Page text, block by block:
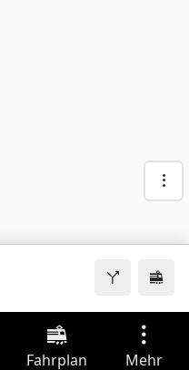
Fahrplan Mehr